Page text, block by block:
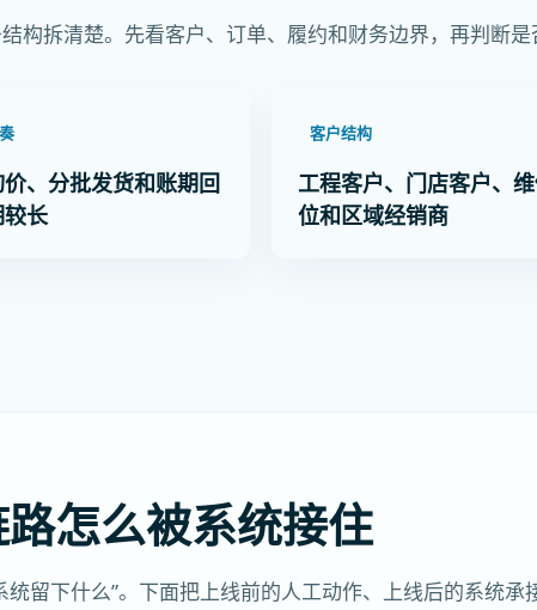
构拆清楚。先看客户、订单、履约和财务边界，再判断是
、分批发货和账期回
长
客户结构
工程客户、门店客户、
位和区域经销商
怎么被系统接住
留下什么”。下面把上线前的人工动作、上线后的系统承